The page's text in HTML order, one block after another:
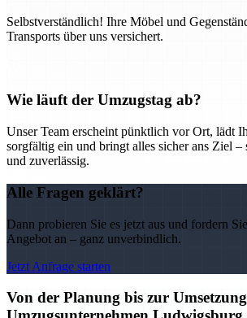
Selbstverständlich! Ihre Möbel und
Transports über uns versichert.
Wie läuft der Umzugstag ab?
Unser Team erscheint pünktlich vor Ort, lädt
sorgfältig ein und bringt alles sicher ans Ziel –
und zuverlässig.
Alle Fragen geklärt?
Dann probieren Sie es jetzt aus und fordern
Angebot an – ganz unverbindlich.
Jetzt Anfrage starten
Von der Planung bis zur